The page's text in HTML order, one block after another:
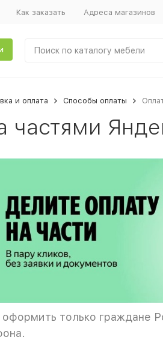
Как заказать Адреса магазинов
и оплата Способы оплаты
частями
только граждане